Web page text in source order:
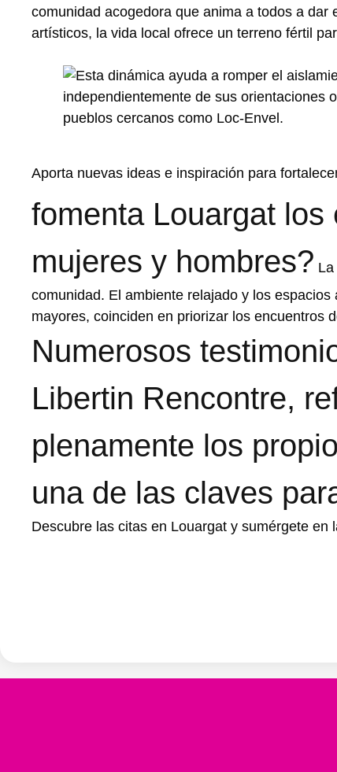
comunidad acogedora que anima a todos a
artísticos, la vida local ofrece un terreno fértil
Aporta nuevas ideas e inspiración para
fomenta Louargat
mujeres y hombres?
comunidad. El ambiente relajado y los
mayores, coinciden en priorizar los encuentros
Numerosos
Libertin Rencontre,
plenamente los
una de las claves
Descubre las citas en Louargat y sumérgete